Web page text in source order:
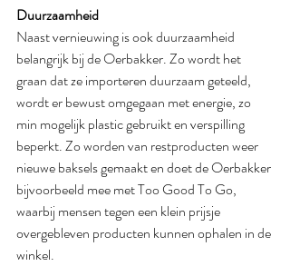
Duurzaamheid
Naast vernieuwing is ook duurzaamheid
belangrijk bij de Oerbakker. Zo wordt het
graan dat ze importeren duurzaam geteeld,
wordt er bewust omgegaan met energie, zo
min mogelijk plastic gebruikt en verspilling
beperkt. Zo worden van restproducten weer
nieuwe baksels gemaakt en doet de Oerbakker
bijvoorbeeld mee met Too Good To Go,
waarbij mensen tegen een klein prijsje
overgebleven producten kunnen ophalen in de
winkel.